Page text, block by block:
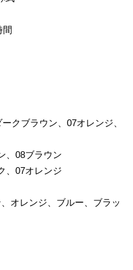
間
クブラウン、07オレンジ、
、08ブラウン
、07オレンジ
オレンジ、ブルー、ブラッ